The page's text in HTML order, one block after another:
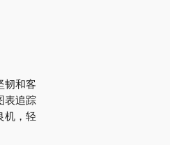
韧和客
表追踪
机，轻